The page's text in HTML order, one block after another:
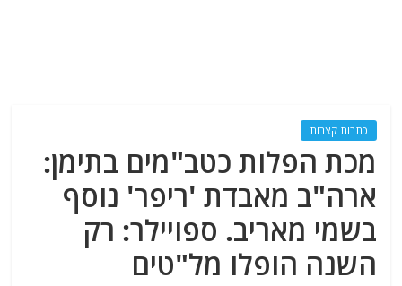
כתבות קצרות
מכת הפלות כטב"מים בתימן:
ארה"ב מאבדת 'ריפר' נוסף
בשמי מאריב. ספויילר: רק
השנה הופלו מל"טים